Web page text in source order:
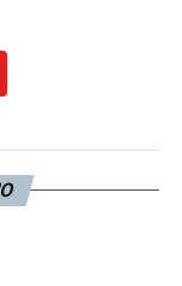
Immobile)
1-3